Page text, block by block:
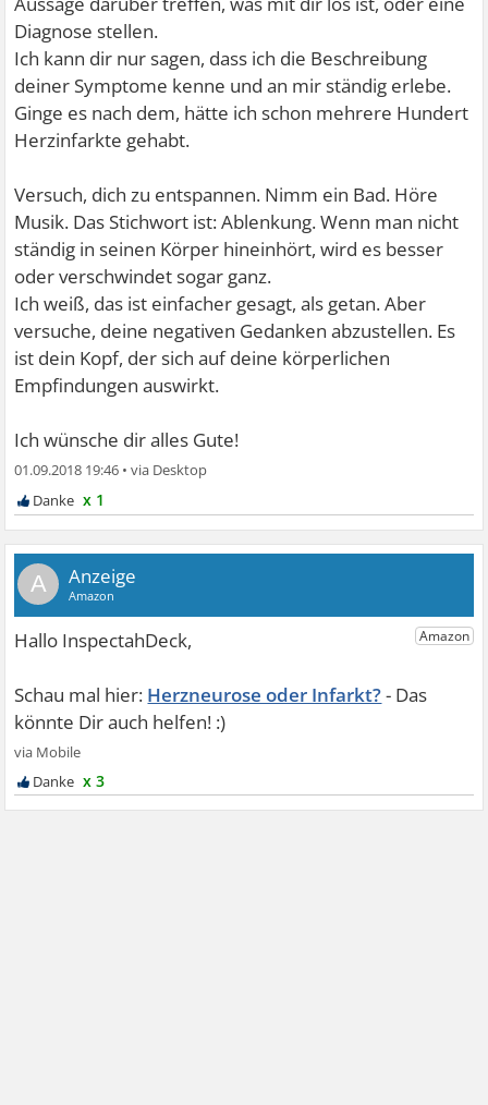
Diagnose stellen.
Ich kann dir nur sagen, dass ich die Beschreibung
deiner Symptome kenne und an mir ständig erlebe.
Ginge es nach dem, hätte ich schon mehrere Hundert
Herzinfarkte gehabt.
Versuch, dich zu entspannen. Nimm ein Bad. Höre
Musik. Das Stichwort ist: Ablenkung. Wenn man nicht
ständig in seinen Körper hineinhört, wird es besser
oder verschwindet sogar ganz.
Ich weiß, das ist einfacher gesagt, als getan. Aber
versuche, deine negativen Gedanken abzustellen. Es
ist dein Kopf, der sich auf deine körperlichen
Empfindungen auswirkt.
Ich wünsche dir alles Gute!
01.09.2018 19:46 •
x 1
A
Herzneurose oder Infarkt?
x 3